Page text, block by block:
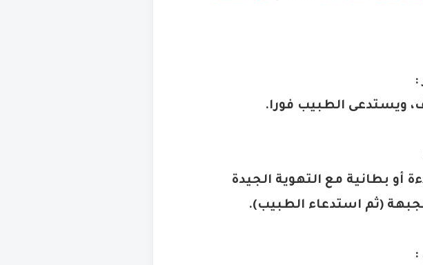
:
ويستدعى الطبيب فورا.
أو بطانية مع التهوية الجيدة
(ثم استدعاء الطبيب).
: